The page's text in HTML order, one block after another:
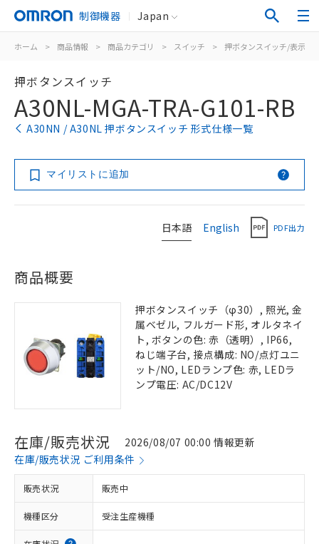
制御機器 Japan
ホーム > 商品情報 > 商品カテゴリ > スイッチ > 押ボタンスイッチ/表示灯
押ボタンスイッチ
A30NL-MGA-TRA-G101-RB
A30NN / A30NL 押ボタンスイッチ 形式仕様一覧
マイリストに追加
日本語 English PDF出力
商品概要
押ボタンスイッチ（φ30）, 照光, 金
属ベゼル, フルガード形, オルタネイ
ト, ボタンの色: 赤（透明）, IP66,
ねじ端子台, 接点構成: NO/点灯ユニ
ット/NO, LEDランプ色: 赤, LEDラ
ンプ電圧: AC/DC12V
在庫/販売状況
2026/08/07 00:00 情報更新
在庫/販売状況 ご利用条件
販売状況 販売中
機種区分 受注生産機種